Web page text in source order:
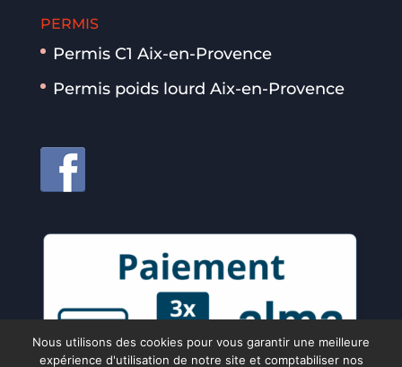
PERMIS
Permis C1 Aix-en-Provence
Permis poids lourd Aix-en-Provence
Nous utilisons des cookies pour vous garantir une meilleure
expérience d'utilisation de notre site et comptabiliser nos